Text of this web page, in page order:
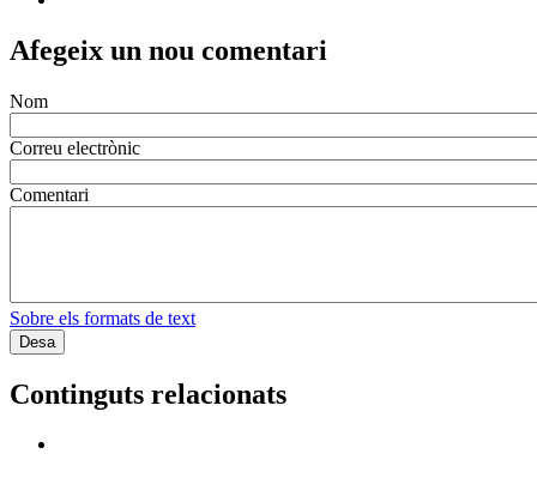
Sobre els formats de text
d’un agost ple de música, dansa i
cultura popular
Notícies Cultural